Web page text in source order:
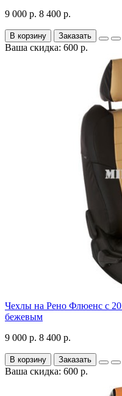
9 000 р. 8 400 р.
В корзину Заказать
Ваша скидка: 600 р.
Чехлы на Рено Флюенс с
бежевым
9 000 р. 8 400 р.
В корзину Заказать
Ваша скидка: 600 р.